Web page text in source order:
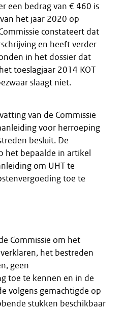
een bedrag van € 460 is
het jaar 2020 op
constateert dat
en heeft verder
in het dossier dat
toeslagjaar 2014 KOT
slaagt niet.
van de Commissie
voor herroeping
besluit. De
het bepaalde in artikel
om UHT te
toe te
Commissie om het
het bestreden
geen
toe te kennen en in de
volgens gemachtigde op
stukken beschikbaar